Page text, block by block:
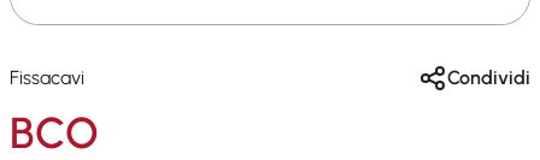
Fissacavi Condividi
BCO